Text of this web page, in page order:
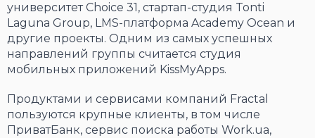
университет Choice 31, стартап-студия Tonti
Laguna Group, LMS-платформа Academy Ocean и
другие проекты. Одним из самых успешных
направлений группы считается студия
мобильных приложений KissMyApps.
Продуктами и сервисами компаний Fractal
пользуются крупные клиенты, в том числе
ПриватБанк, сервис поиска работы Work.ua,